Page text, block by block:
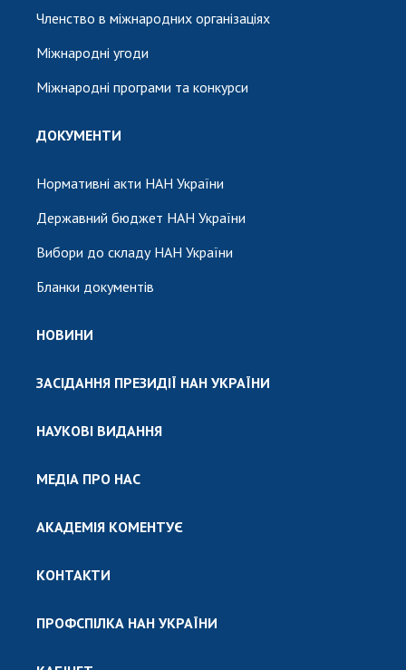
Членство в міжнародних організаціях
Міжнародні угоди
Міжнародні програми та конкурси
ДОКУМЕНТИ
Нормативні акти НАН України
Державний бюджет НАН України
Вибори до складу НАН України
Бланки документів
НОВИНИ
ЗАСІДАННЯ ПРЕЗИДІЇ НАН УКРАЇНИ
НАУКОВІ ВИДАННЯ
МЕДІА ПРО НАС
АКАДЕМІЯ КОМЕНТУЄ
КОНТАКТИ
ПРОФСПІЛКА НАН УКРАЇНИ